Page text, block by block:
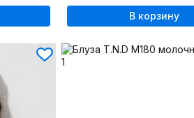
В корзину